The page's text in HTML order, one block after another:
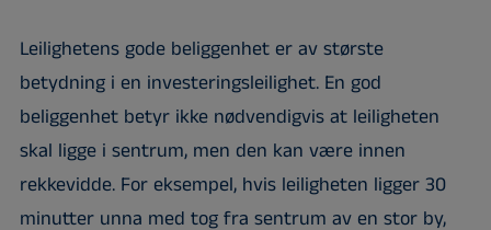
Leilighetens gode beliggenhet er av største
betydning i en investeringsleilighet. En god
beliggenhet betyr ikke nødvendigvis at leiligheten
skal ligge i sentrum, men den kan være innen
rekkevidde. For eksempel, hvis leiligheten ligger 30
minutter unna med tog fra sentrum av en stor by,